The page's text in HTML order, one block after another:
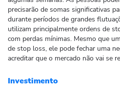
precisarão de somas significativas
durante períodos de grandes
utilizam principalmente ordens de
com perdas mínimas. Mesmo que
de stop loss, ele pode fechar uma
acreditar que o mercado não vai se
Investimento